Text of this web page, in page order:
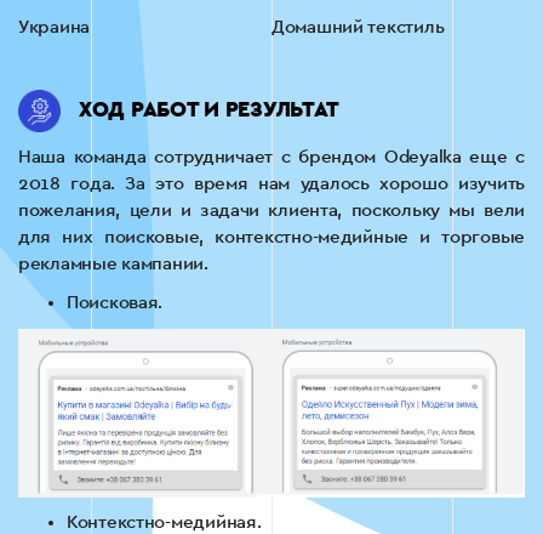
Украина Домашний текстиль
ХОД РАБОТ И РЕЗУЛЬТАТ
Наша команда сотрудничает с брендом Odeyalka еще с
2018 года. За это время нам удалось хорошо изучить
пожелания, цели и задачи клиента, поскольку мы вели
для них поисковые, контекстно-медийные и торговые
рекламные кампании.
Поисковая.
Контекстно-медийная.